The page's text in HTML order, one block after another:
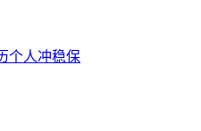
个人冲稳保